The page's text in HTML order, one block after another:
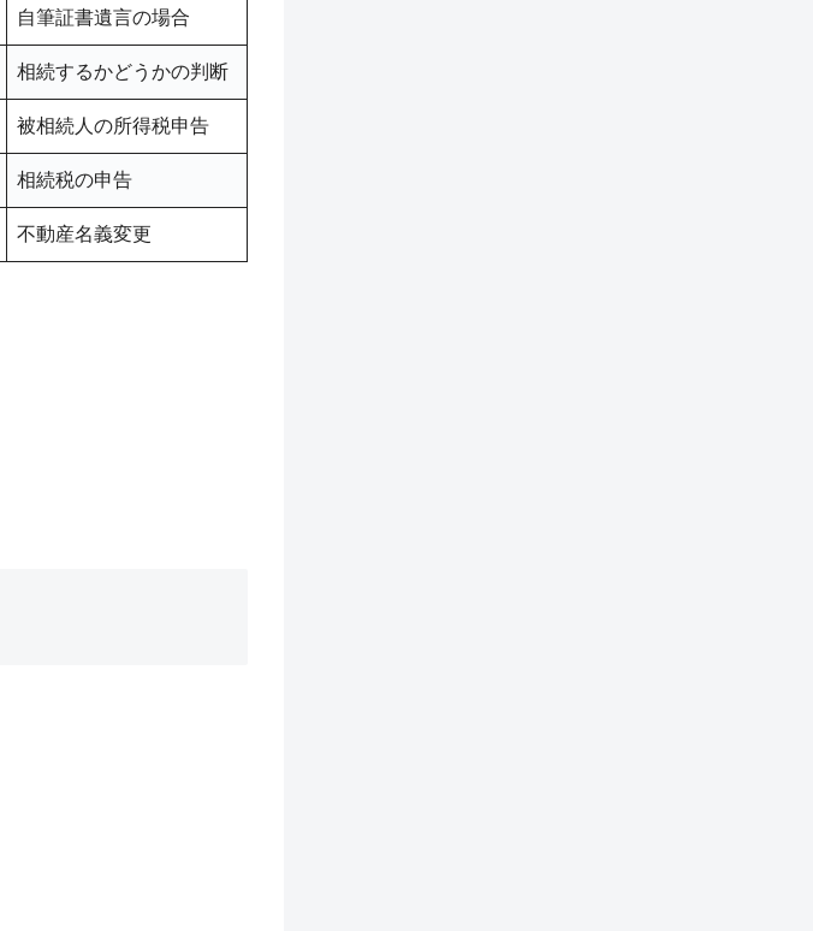
自筆証書遺言の場合
相続するかどうかの判断
被相続人の所得税申告
相続税の申告
不動産名義変更